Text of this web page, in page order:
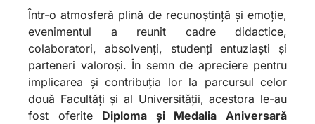
Într-o atmosferă plină de recunoștință și emoție,
evenimentul a reunit cadre didactice,
colaboratori, absolvenți, studenți entuziaști și
parteneri valoroși. În semn de apreciere pentru
implicarea și contribuția lor la parcursul celor
două Facultăți și al Universității, acestora le-au
fost oferite Diploma și Medalia Aniversară